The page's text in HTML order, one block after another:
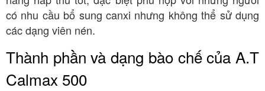
có nhu cầu bổ sung canxi nhưng không thể sử dụng
các dạng viên nén.
Thành phần và dạng bào chế của A.T
Calmax 500